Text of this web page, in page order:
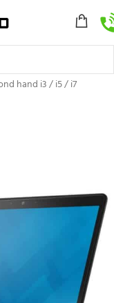
hand i3 / i5 / i7